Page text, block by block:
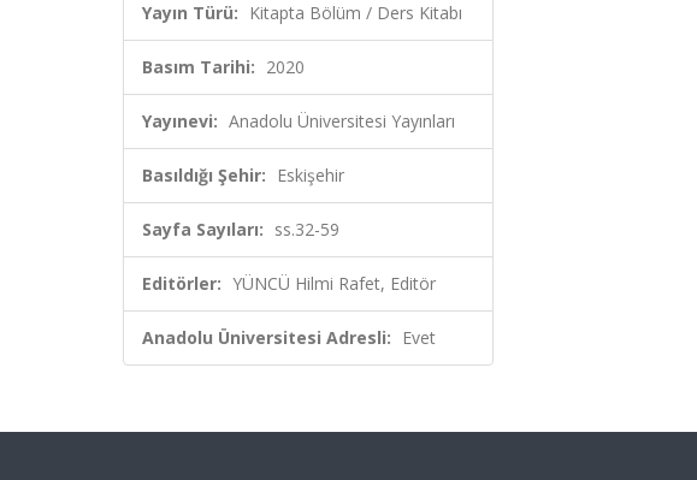
Yayın Türü: Kitapta Bölüm / Ders Kitabı
Basım Tarihi: 2020
Yayınevi: Anadolu Üniversitesi Yayınları
Basıldığı Şehir: Eskişehir
Sayfa Sayıları: ss.32-59
Editörler: YÜNCÜ Hilmi Rafet, Editör
Anadolu Üniversitesi Adresli: Evet